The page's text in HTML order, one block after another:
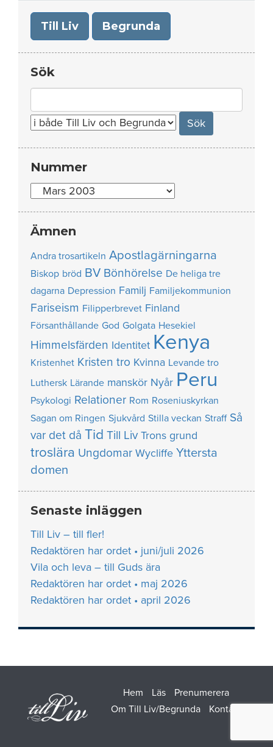
Till Liv Begrunda
Sök
for:
Nummer
Nummer
Ämnen
Andra trosartikeln Apostlagärningarna
Biskop bröd BV Bönhörelse De heliga tre
dagarna Depression Familj Familjekommunion
Fariseism Filipperbrevet Finland
Försanthållande God Golgata Hesekiel
Himmelsfärden Identitet Kenya
Kristenhet Kristen tro Kvinna Levande tro
Luthersk Lärande manskör Nyår Peru
Psykologi Relationer Rom Roseniuskyrkan
Sagan om Ringen Sjukvård Stilla veckan Straff Så
var det då Tid Till Liv Trons grund
troslära Ungdomar Wycliffe Yttersta
domen
Senaste inläggen
Till Liv – till fler!
Redaktören har ordet • juni/juli 2026
Vila och leva – till Guds ära
Redaktören har ordet • maj 2026
Redaktören har ordet • april 2026
Hem Läs
Prenumerera
Om Till Liv/Begrunda
Kontakt